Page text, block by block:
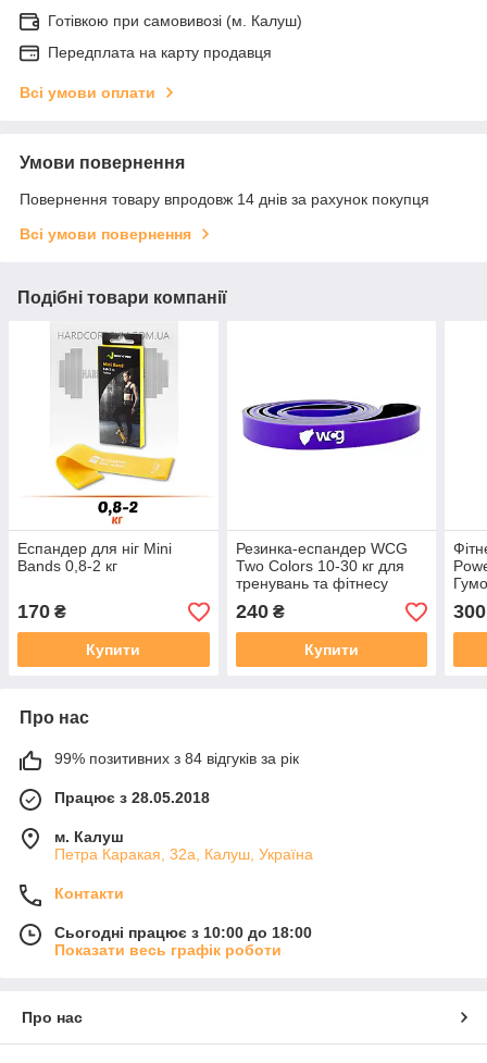
Готівкою при самовивозі (м. Калуш)
Передплата на карту продавця
Всі умови оплати
Умови повернення
Повернення товару впродовж 14 днів за рахунок покупця
Всі умови повернення
Подібні товари компанії
Еспандер для ніг Mini
Bands 0,8-2 кг
170 ₴
Купити
Резинка-еспандер WCG
Two Colors 10-30 кг для
тренувань та фітнесу
240₴
Купити
300
Про нас
99% позитивних з 84 відгуків за рік
Працює з 28.05.2018
м. Калуш
Петра Каракая, 32а, Калуш, Україна
Контакти
Сьогодні працює з 10:00 до 18:00
Показати весь графік роботи
Про нас